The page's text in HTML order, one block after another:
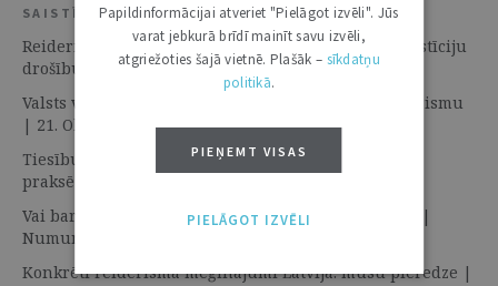
SAISTĪTIE RESURSI
Reiderisma ietekme uz Latvijas ekonomiku un investīciju
drošību | 21. Oktobris 2014 | Numura tēma
Valsts varas pārstāvji, juristi, uzņēmēji – pret reiderismu
| 21. Oktobris 2014 | Diskusija
Tiesību normu reakcija uz reiderismu kā problēmu
praksē | 21. Oktobris 2014 | Numura tēma
Vai barbari jau stāv pie vārtiem | 21. Oktobris 2014 |
Numura tēma
Konkrēti reiderisma mēģinājumi Latvijā: mūsu pieredze |
Papildinformācijai atveriet "Pielāgot izvēli". Jūs
varat jebkurā brīdī mainīt savu izvēli,
atgriežoties šajā vietnē. Plašāk – sīkdatņu
politikā.
PIEŅEMT VISAS
PIELĀGOT IZVĒLI